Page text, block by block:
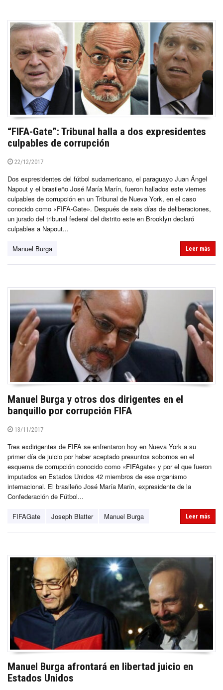
“FIFA-Gate”: Tribunal halla a dos expresidentes
culpables de corrupción
22/12/2017
Dos expresidentes del fútbol sudamericano, el paraguayo Juan Ángel
Napout y el brasileño José María Marín, fueron hallados este viernes
culpables de corrupción en un Tribunal de Nueva York, en el caso
conocido como «FIFA-Gate». Después de seis días de deliberaciones,
un jurado del tribunal federal del distrito este en Brooklyn declaró
culpables a Napout...
Manuel Burga Leer más
Manuel Burga y otros dos dirigentes en el
banquillo por corrupción FIFA
13/11/2017
Tres exdirigentes de FIFA se enfrentaron hoy en Nueva York a su
primer día de juicio por haber aceptado presuntos sobornos en el
esquema de corrupción conocido como «FIFAgate» y por el que fueron
imputados en Estados Unidos 42 miembros de ese organismo
internacional. El brasileño José María Marín, expresidente de la
Confederación de Fútbol...
FIFAGate Joseph Blatter Manuel Burga Leer más
Manuel Burga afrontará en libertad juicio en
Estados Unidos